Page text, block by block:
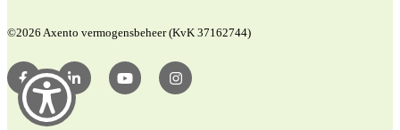
©2026 Axento vermogensbeheer (KvK 37162744)